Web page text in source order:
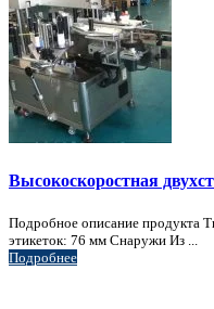
Высокоскоростная
Подробное описание продукта
этикеток: 76 мм Снаружи Из ...
Подробнее